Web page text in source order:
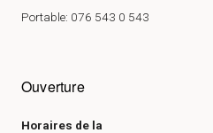
Portable: 076 543 0 543
Ouverture
Horaires de la